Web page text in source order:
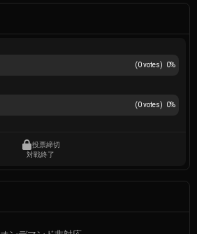
(0votes) 0%
(0votes) 0%
投票締切
対戦終了